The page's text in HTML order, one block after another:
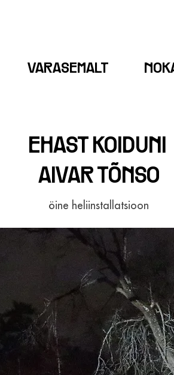
VARASEMALT
EHAST KOIDUNI
AIVAR TÕNSO
öine heliinstallatsioon